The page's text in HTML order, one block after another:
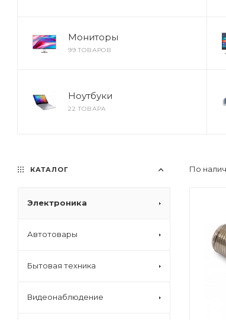
Мониторы
99 ТОВАРОВ
Ноутбуки
22 ТОВАРА
По
КАТАЛОГ
Электроника
Автотовары
Бытовая техника
Видеонаблюдение